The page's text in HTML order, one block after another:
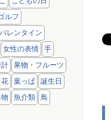
ルフ
バレンタイン
女性の表情
手
果物・フルーツ
花 葉っぱ
誕生日
魚介類 鳥